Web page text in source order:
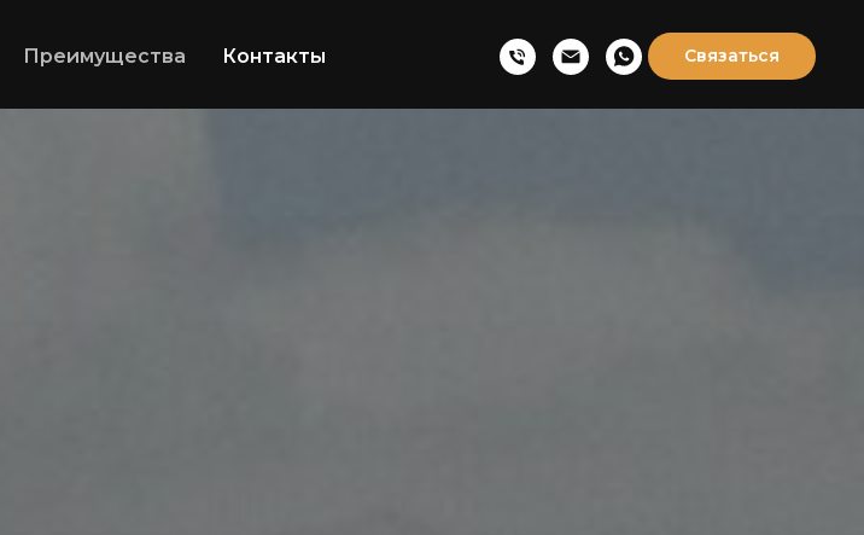
Преимущества Контакты Связаться